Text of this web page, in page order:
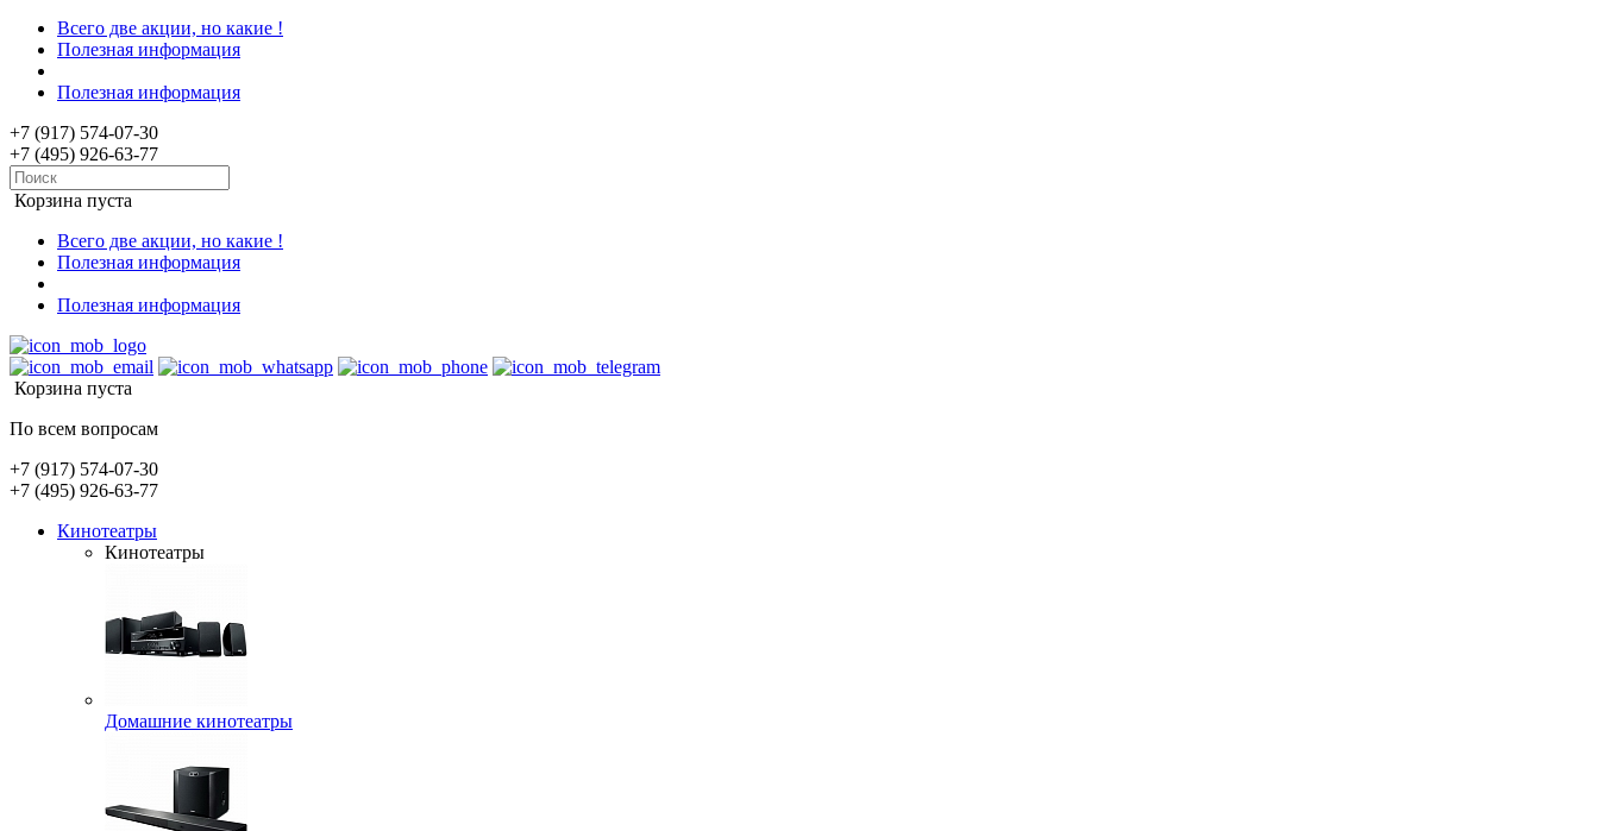
Всего две акции, но какие !
Полезная информация
Полезная информация
+7 (917) 574-07-30
+7 (495) 926-63-77
Корзина пуста
Всего две акции, но какие !
Полезная информация
Полезная информация
Корзина пуста
По всем вопросам
+7 (917) 574-07-30
+7 (495) 926-63-77
Кинотеатры
Кинотеатры
Домашние кинотеатры